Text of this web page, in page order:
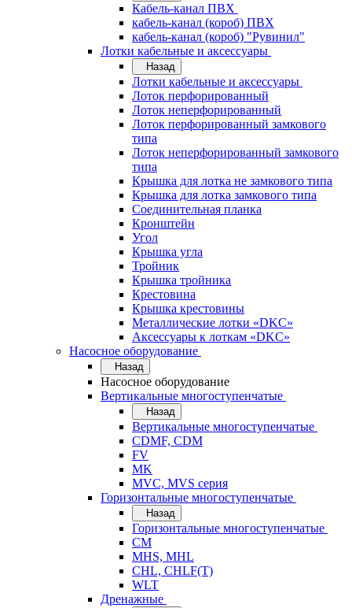
Кабель-канал ПВХ
кабель-канал (короб) ПВХ
кабель-канал (короб) "Рувинил"
Лотки кабельные и аксессуары
Назад
Лотки кабельные и аксессуары
Лоток перфорированный
Лоток неперфорированный
Лоток перфорированный замкового
типа
Лоток неперфорированный замкового
типа
Крышка для лотка не замкового типа
Крышка для лотка замкового типа
Соединительная планка
Кронштейн
Угол
Крышка угла
Тройник
Крышка тройника
Крестовина
Крышка крестовины
Металлические лотки «DKC»
Аксессуары к лоткам «DKC»
Насосное оборудование
Назад
Насосное оборудование
Вертикальные многоступенчатые
Назад
Вертикальные многоступенчатые
CDMF, CDM
FV
MK
MVC, MVS серия
Горизонтальные многоступенчатые
Назад
Горизонтальные многоступенчатые
CM
MHS, MHL
CHL, CHLF(T)
WLT
Дренажные